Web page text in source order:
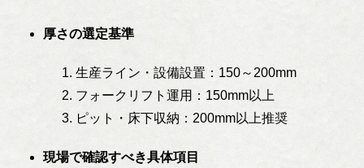
厚さの選定基準
生産ライン・設備設置：150～200mm
フォークリフト運用：150mm以上
ピット・床下収納：200mm以上推奨
現場で確認すべき具体項目